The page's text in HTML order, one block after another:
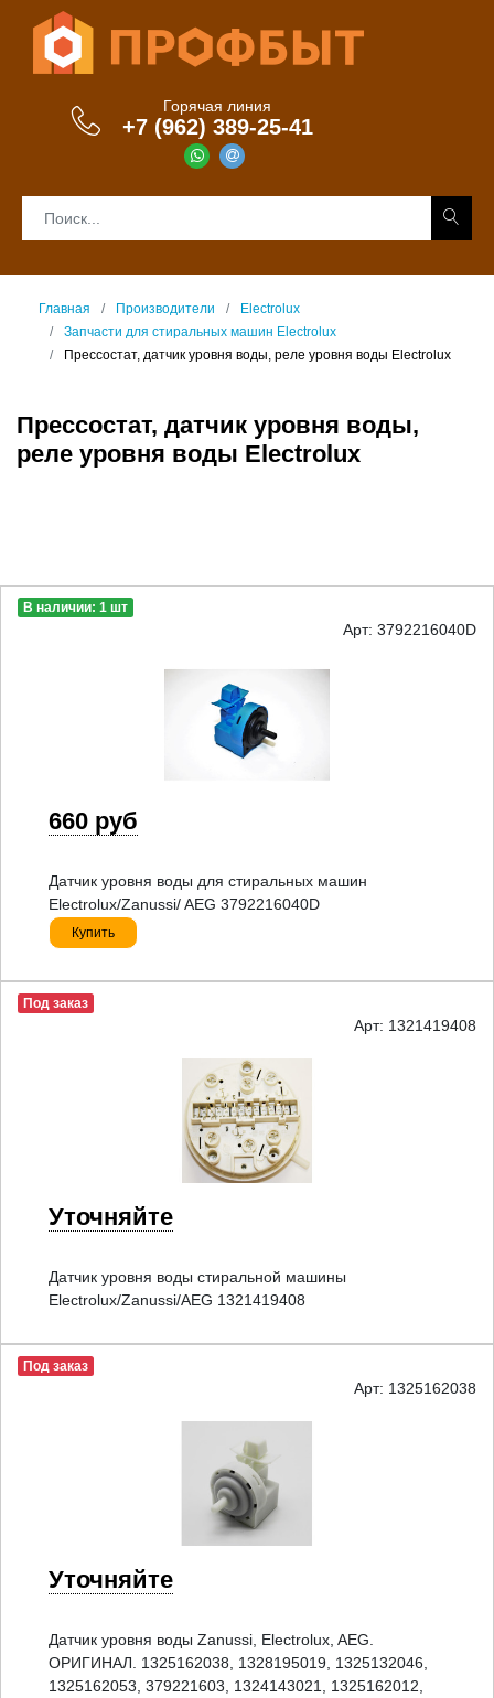
Горячая линия
+7 (962) 389-25-41
Главная Производители
Electrolux
Запчасти для стиральных машин Electrolux
Прессостат, датчик уровня воды, реле уровня воды Electrolux
Прессостат, датчик уровня воды,
реле уровня воды Electrolux
В наличии: 1 шт
Арт: 3792216040D
660 руб
Датчик уровня воды для стиральных машин
Electrolux/Zanussi/ AEG 3792216040D
Купить
Под заказ
Арт: 1321419408
Уточняйте
Датчик уровня воды стиральной машины
Electrolux/Zanussi/AEG 1321419408
Под заказ
Арт: 1325162038
Уточняйте
Датчик уровня воды Zanussi, Electrolux, AEG.
ОРИГИНАЛ. 1325162038, 1328195019, 1325132046,
1325162053, 379221603, 1324143021, 1325162012,